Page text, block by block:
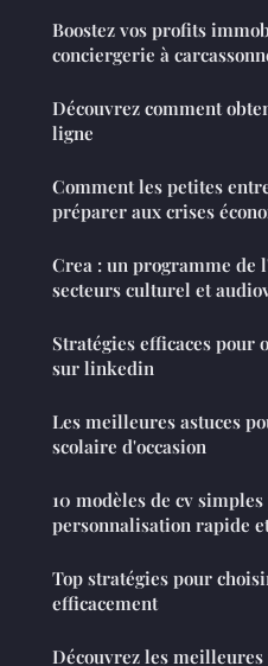
Boostez vos profits
conciergerie à
Découvrez comment
ligne
Comment les petites
préparer aux crises
Crea : un programme de
secteurs culturel et
Stratégies efficaces pour
sur linkedin
Les meilleures astuces
scolaire d'occasion
10 modèles de cv
personnalisation rapide
Top stratégies pour
efficacement
Découvrez les